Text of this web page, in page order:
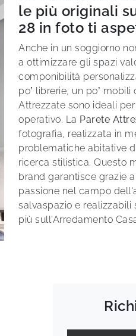
le più originali
28 in foto ti
Anche in un soggiorno
a ottimizzare gli spazi
componibilità
po’ librerie, un po’
Attrezzate sono ideali
operativo. La Parete
fotografia, realizzata in
problematiche abitative
ricerca stilistica. Questo
brand garantisce grazie
passione nel campo
salvaspazio e
più sull'Arredamento